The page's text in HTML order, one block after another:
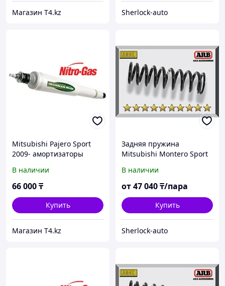
Магазин T4.kz Sherlock-auto
Mitsubishi Pajero Sport
2009- амортизаторы
IRONMAN 4X4 Gas
В наличии
66 000₸
Купить
Магазин T4.kz
Задняя пружина
Mitsubishi Montero Sport
В наличии
от47 040₸/пара
Купить
Sherlock-auto